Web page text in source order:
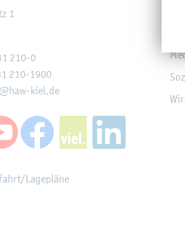
1
210-0
210-1900
​kiel.​de
La­ge­plä­ne